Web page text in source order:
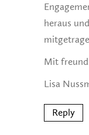
heraus
Mit
Lisa
Reply